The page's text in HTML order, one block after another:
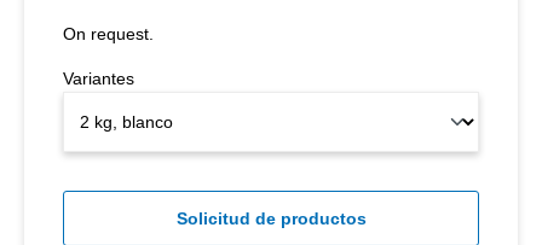
On request.
Variantes
Solicitud de productos